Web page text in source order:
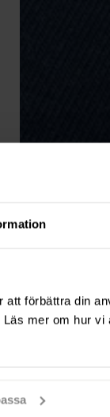
förbättra din
mer om hur